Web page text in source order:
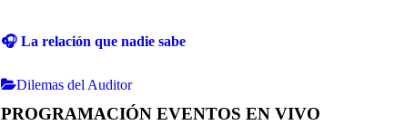
🎧 La relación que nadie sabe
Dilemas del Auditor
PROGRAMACIÓN EVENTOS EN VIVO